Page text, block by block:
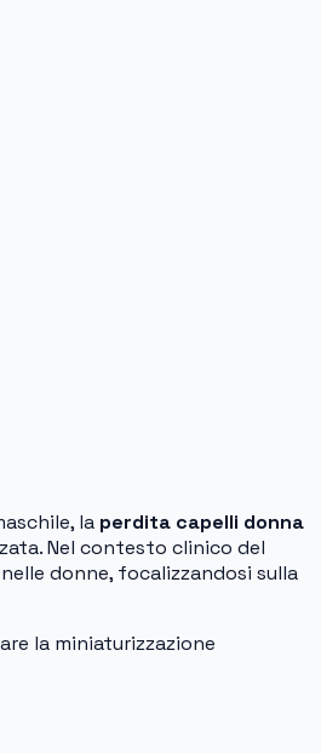
la perdita capelli donna
Nel contesto clinico del
donne, focalizzandosi sulla
la miniaturizzazione